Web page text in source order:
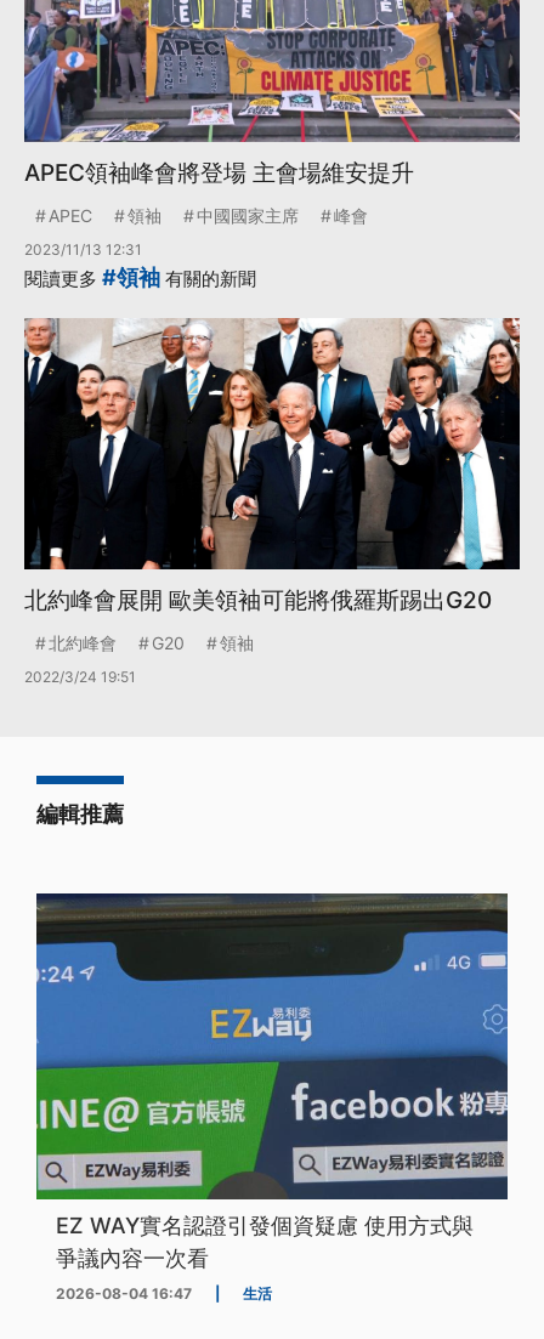
APEC領袖峰會將登場 主會場維安提升
APEC 領袖 中國國家主席 峰會
2023/11/13 12:31
閱讀更多 #領袖 有關的新聞
北約峰會展開 歐美領袖可能將俄羅斯踢出G20
北約峰會 G20 領袖
2022/3/24 19:51
編輯推薦
EZ WAY實名認證引發個資疑慮 使用方式與
爭議內容一次看
2026-08-04 16:47 生活